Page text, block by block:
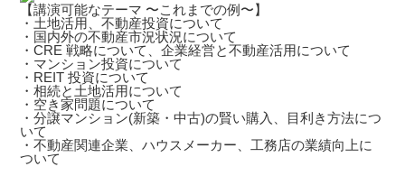
【講演可能なテーマ 〜これまでの例〜】
・土地活用、不動産投資について
・国内外の不動産市況状況について
・CRE 戦略について、企業経営と不動産活用について
・マンション投資について
・REIT 投資について
・相続と土地活用について
・空き家問題について
・分譲マンション(新築・中古)の賢い購入、目利き方法につ
いて
・不動産関連企業、ハウスメーカー、工務店の業績向上に
ついて